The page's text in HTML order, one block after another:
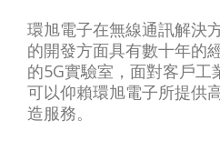
環旭電子在無線通訊解決
的開發方面具有數十年的
的5G實驗室，面對客戶工
可以仰賴環旭電子所提供
造服務。